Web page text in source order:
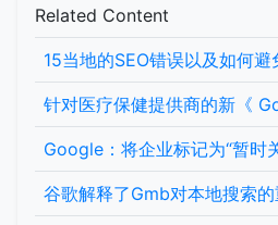
Related Content
15当地的SEO错误以及如何避
针对医疗保健提供商的新《
Google：将企业标记为“暂时
谷歌解释了Gmb对本地搜索